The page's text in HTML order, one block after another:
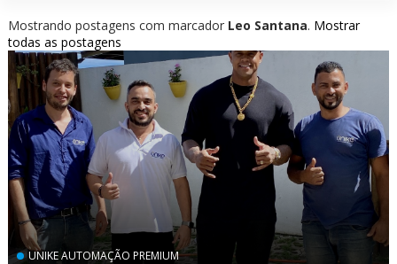
Mostrando postagens com marcador Leo Santana. Mostrar
todas as postagens
UNIKE AUTOMAÇÃO PREMIUM